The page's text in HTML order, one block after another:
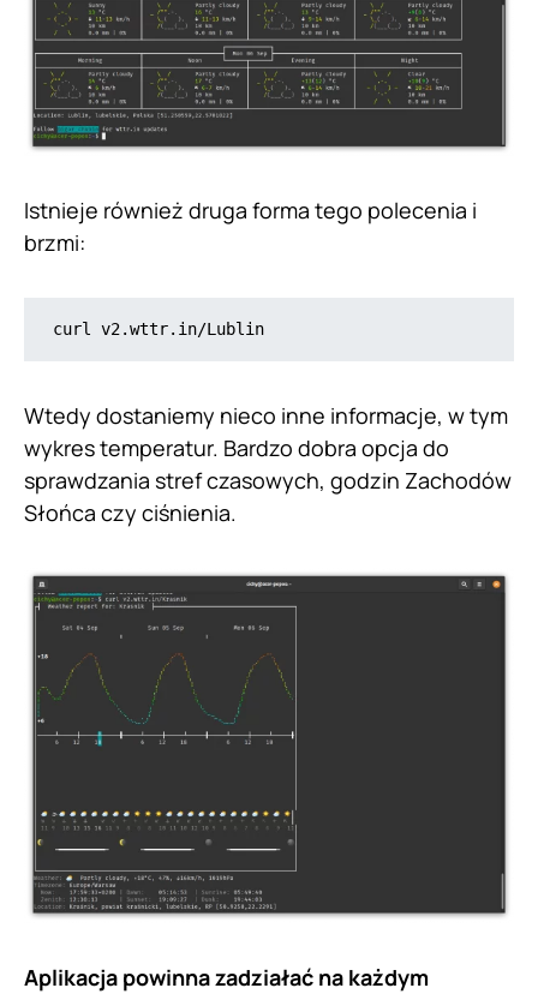
Istnieje również druga forma tego polecenia i
brzmi:
curl v2.wttr.in/Lublin
Wtedy dostaniemy nieco inne informacje, w tym
wykres temperatur. Bardzo dobra opcja do
sprawdzania stref czasowych, godzin Zachodów
Słońca czy ciśnienia.
Aplikacja powinna zadziałać na każdym